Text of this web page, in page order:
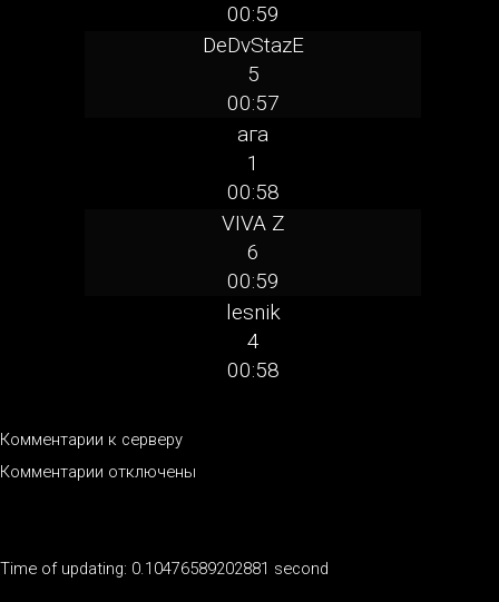
00:59
DeDvStazE
5
00:57
ага
1
00:58
VIVA Z
6
00:59
lesnik
4
00:58
Комментарии к серверу
Комментарии отключены
Time of updating: 0.10476589202881 second